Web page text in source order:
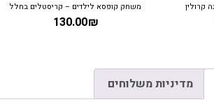
קרולין משחק קופסא לילדים – קריסטלים בחלל
130.00₪
מדיניות משלוחים